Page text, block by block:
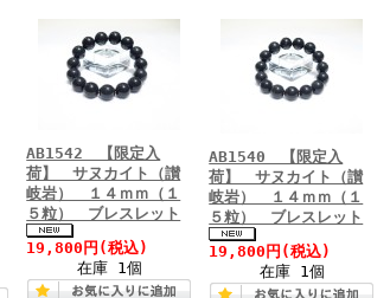
AB1542 【限定入
荷】 サヌカイト（讃
岐岩） １４ｍｍ（１
５粒） ブレスレット
19,800円 (税込)
在庫 1個
AB1540 【限定入
荷】 サヌカイト（讃
岐岩） １４ｍｍ（１
５粒） ブレスレット
19,800円 (税込)
在庫 1個